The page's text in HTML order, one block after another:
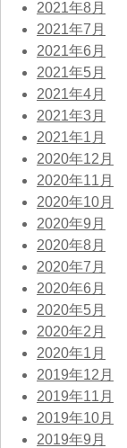
2021年8月
2021年7月
2021年6月
2021年5月
2021年4月
2021年3月
2021年1月
2020年12月
2020年11月
2020年10月
2020年9月
2020年8月
2020年7月
2020年6月
2020年5月
2020年2月
2020年1月
2019年12月
2019年11月
2019年10月
2019年9月